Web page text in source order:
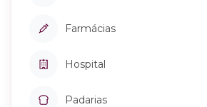
Farmácias
Hospital
Padarias